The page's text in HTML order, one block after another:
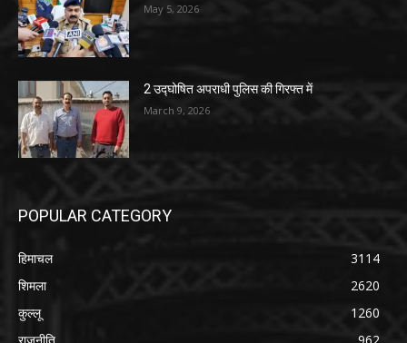
May 5, 2026
2 उद्घोषित अपराधी पुलिस की गिरफ्त में
March 9, 2026
POPULAR CATEGORY
हिमाचल
3114
शिमला
2620
कुल्लू
1260